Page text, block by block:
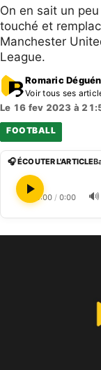
On en sait un
touché et
Manchester
League.
Romaric
Voir tous ses
Le 16 fev 2023 à
FOOTBALL
🎧 ÉCOUTER L'ARTICLE
0:00 / 0:00 🔊